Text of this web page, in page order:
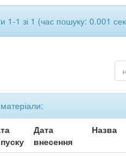
1-1 зі 1 (час пошуку: 0.001
Дата
внесення
Назва